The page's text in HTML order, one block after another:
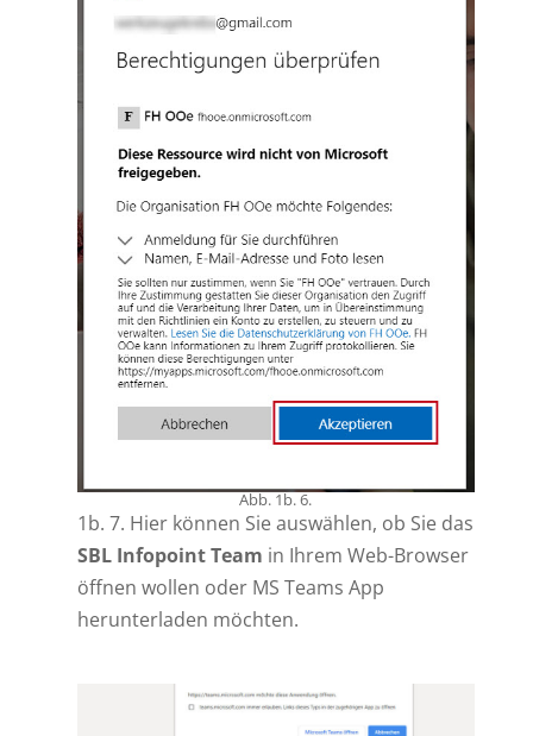
Abb. 1b. 6.
1b. 7. Hier können Sie auswählen, ob Sie das
SBL Infopoint Team in Ihrem Web-Browser
öffnen wollen oder MS Teams App
herunterladen möchten.